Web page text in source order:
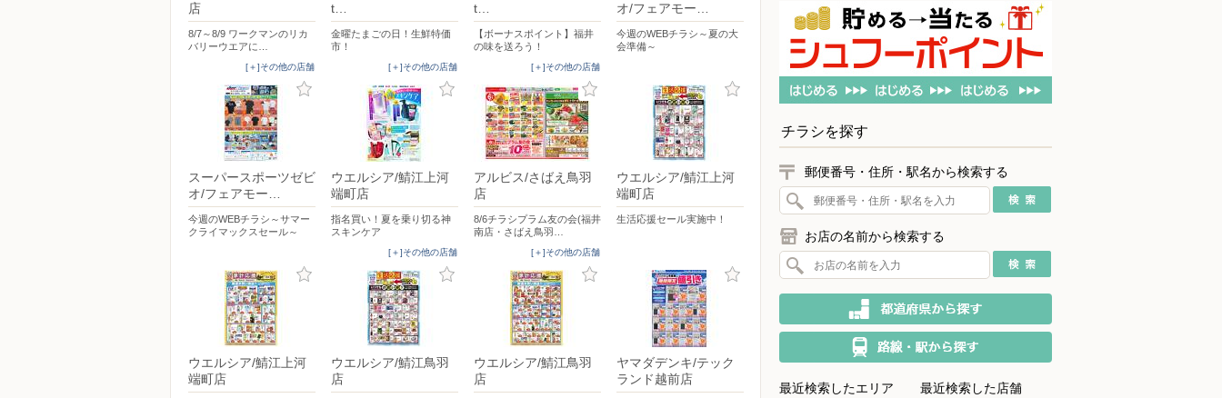
店
8/7～8/9 ワークマンのリカ
バリーウエアに…
[＋]その他の店舗
t…
金曜たまごの日！生鮮特価
市！
[＋]その他の店舗
t…
【ボーナスポイント】福井
の味を送ろう！
[＋]その他の店舗
オ/フェアモー…
今週のWEBチラシ～夏の大
会準備～
スーパースポーツゼビ
オ/フェアモー…
今週のWEBチラシ～サマー
クライマックスセール～
ウエルシア/鯖江上河
端町店
指名買い！夏を乗り切る神
スキンケア
[＋]その他の店舗
アルビス/さばえ鳥羽
店
8/6チラシプラム友の会(福井
南店・さばえ鳥羽…
[＋]その他の店舗
ウエルシア/鯖江上河
端町店
生活応援セール実施中！
ウエルシア/鯖江上河
端町店
ウエルシア/鯖江鳥羽
店
ウエルシア/鯖江鳥羽
店
ヤマダデンキ/テック
ランド越前店
チラシを探す
郵便番号・住所・駅名から検索する
お店の名前から検索する
最近検索したエリア 最近検索した店舗